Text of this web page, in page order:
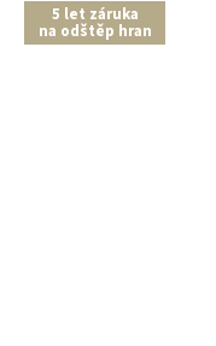
5 let záruka
na odštěp hran